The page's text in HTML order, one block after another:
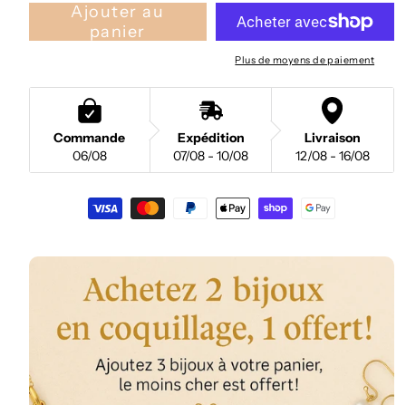
Ajouter au
panier
Plus de moyens de paiement
Commande
06/08
Expédition
07/08 - 10/08
Livraison
12/08 - 16/08